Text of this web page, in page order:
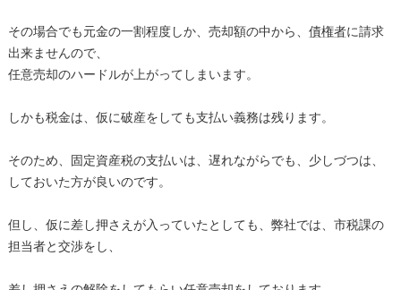
その場合でも元金の一割程度しか、売却額の中から、 債権者に請求
出来ませんので、
任意売却のハードルが上がってしまいます。
しかも税金は、仮に破産をしても支払い義務は残ります。
そのため、固定資産税の支払いは、遅れながらでも、少しづつは、
しておいた方が良いのです。
但し、仮に差し押さえが入っていたとしても、弊社では、市税課の
担当者と交渉をし、